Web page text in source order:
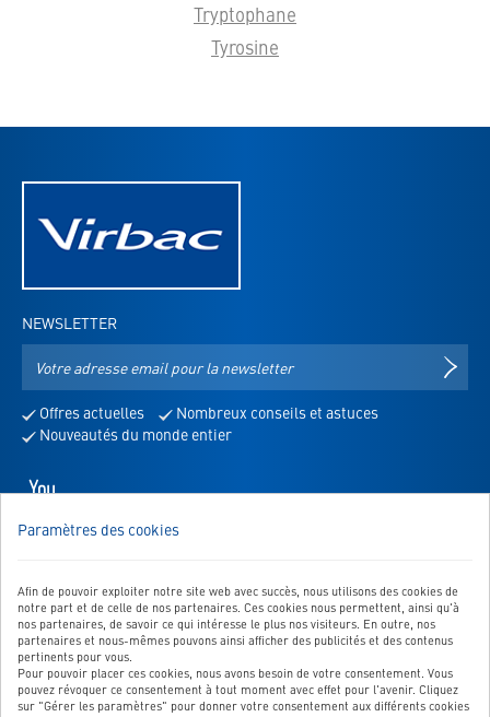
Tryptophane
Tyrosine
Paramètres des cookies
Afin de pouvoir exploiter notre site web avec succès, nous utilisons des cookies de
notre part et de celle de nos partenaires. Ces cookies nous permettent, ainsi qu'à
nos partenaires, de savoir ce qui intéresse le plus nos visiteurs. En outre, nos
partenaires et nous-mêmes pouvons ainsi afficher des publicités et des contenus
pertinents pour vous.
Pour pouvoir placer ces cookies, nous avons besoin de votre consentement. Vous
pouvez révoquer ce consentement à tout moment avec effet pour l'avenir. Cliquez
sur "Gérer les paramètres" pour donner votre consentement aux différents cookies
NEWSLETTER
pour
la
Offres actuelles
Nombreux conseils et astuces
Nouveautés du monde entier
Youtube
s'ouvre
nouvel
onglet
NOUS SOMMES LÀ POUR VOUS!
envoyez-nous un message:
Vers le formulaire de contact